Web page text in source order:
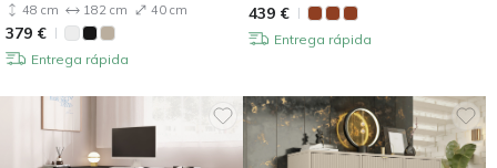
48 cm 182 cm 40 cm
379 €
Entrega rápida
439 €
Entrega rápida